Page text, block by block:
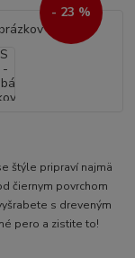
- 23 %
štýle pripraví najmä
čiernym povrchom
s dreveným
pero a zistite to!